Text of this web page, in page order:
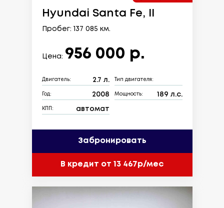
Hyundai Santa Fe, II
Пробег: 137 085 км.
Цена: 956 000 р.
Двигатель: 2.7 л. Тип двигателя:
Год: 2008 Мощность: 189 л.с.
КПП: автомат
Забронировать
В кредит от 13 467р/мес